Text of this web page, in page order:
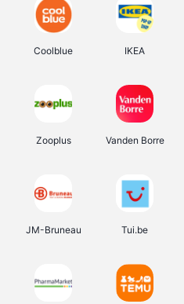
Coolblue IKEA
Zooplus Vanden Borre
JM-Bruneau Tui.be